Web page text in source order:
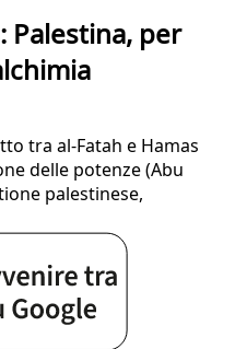
Palestina, per
tra al-Fatah e Hamas
delle potenze (Abu
palestinese,